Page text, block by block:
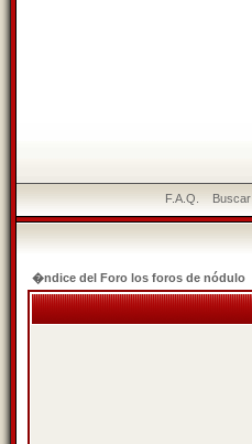
F.A.Q. Buscar
�ndice del Foro los foros de nódulo